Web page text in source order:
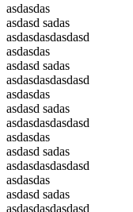
asdasdas
asdasd sadas
asdasdasdasdasd
asdasdas
asdasd sadas
asdasdasdasdasd
asdasdas
asdasd sadas
asdasdasdasdasd
asdasdas
asdasd sadas
asdasdasdasdasd
asdasdas
asdasd sadas
asdasdasdasdasd